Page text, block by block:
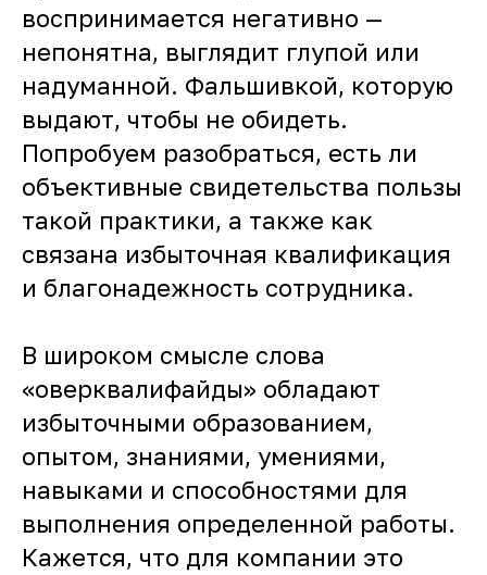
воспринимается негативно —
непонятна, выглядит глупой или
надуманной. Фальшивкой, которую
выдают, чтобы не обидеть.
Попробуем разобраться, есть ли
объективные свидетельства пользы
такой практики, а также как
связана избыточная квалификация
и благонадежность сотрудника.
В широком смысле слова
«оверквалифайды» обладают
избыточными образованием,
опытом, знаниями, умениями,
навыками и способностями для
выполнения определенной работы.
Кажется, что для компании это